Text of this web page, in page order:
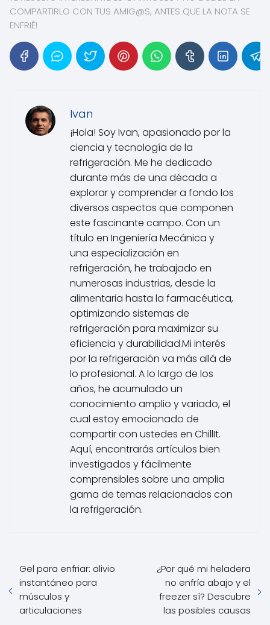
COMPARTIRLO CON TUS AMIG@S, ANTES QUE LA NOTA SE
ENFRIÉ!
Ivan
¡Hola! Soy Ivan, apasionado por la
ciencia y tecnología de la
refrigeración. Me he dedicado
durante más de una década a
explorar y comprender a fondo los
diversos aspectos que componen
este fascinante campo. Con un
título en Ingeniería Mecánica y
una especialización en
refrigeración, he trabajado en
numerosas industrias, desde la
alimentaria hasta la farmacéutica,
optimizando sistemas de
refrigeración para maximizar su
eficiencia y durabilidad.Mi interés
por la refrigeración va más allá de
lo profesional. A lo largo de los
años, he acumulado un
conocimiento amplio y variado, el
cual estoy emocionado de
compartir con ustedes en ChillIt.
Aquí, encontrarás artículos bien
investigados y fácilmente
comprensibles sobre una amplia
gama de temas relacionados con
la refrigeración.
Gel para enfriar: alivio
instantáneo para
músculos y
articulaciones
¿Por qué mi heladera
no enfría abajo y el
freezer sí? Descubre
las posibles causas